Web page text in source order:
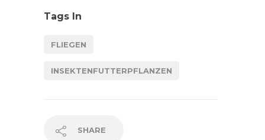
Tags In
FLIEGEN
INSEKTENFUTTERPFLANZEN
SHARE